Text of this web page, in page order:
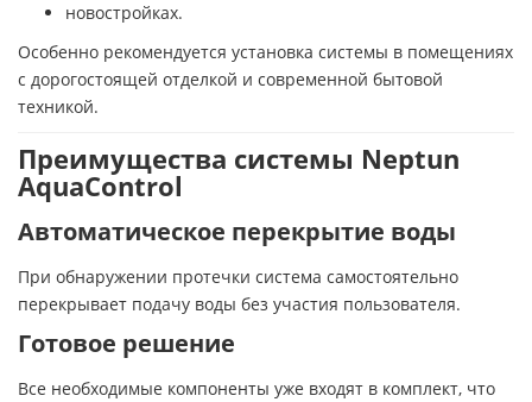
новостройках.
Особенно рекомендуется установка системы в помещениях
с дорогостоящей отделкой и современной бытовой
техникой.
Преимущества системы Neptun
AquaControl
Автоматическое перекрытие воды
При обнаружении протечки система самостоятельно
перекрывает подачу воды без участия пользователя.
Готовое решение
Все необходимые компоненты уже входят в комплект, что